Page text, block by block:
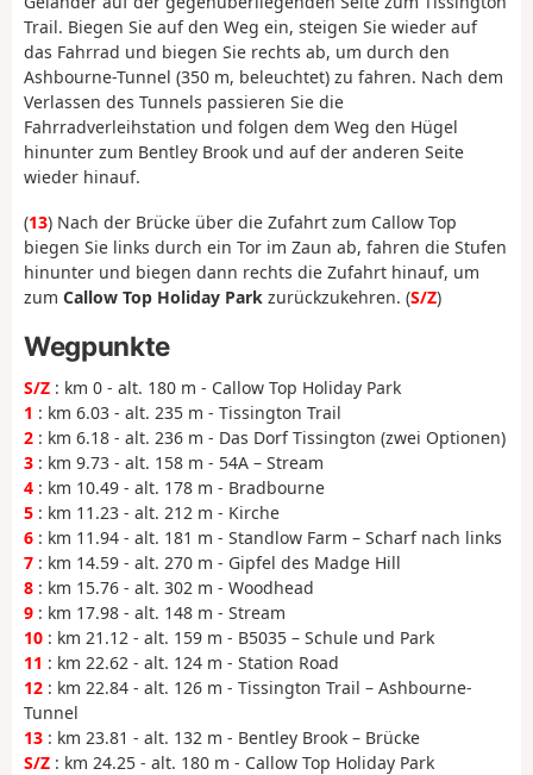
Trail. Biegen Sie auf den Weg ein, steigen Sie wieder auf
das Fahrrad und biegen Sie rechts ab, um durch den
Ashbourne-Tunnel (350 m, beleuchtet) zu fahren. Nach dem
Verlassen des Tunnels passieren Sie die
Fahrradverleihstation und folgen dem Weg den Hügel
hinunter zum Bentley Brook und auf der anderen Seite
wieder hinauf.
(13) Nach der Brücke über die Zufahrt zum Callow Top
biegen Sie links durch ein Tor im Zaun ab, fahren die Stufen
hinunter und biegen dann rechts die Zufahrt hinauf, um
zum Callow Top Holiday Park zurückzukehren. (S/Z)
Wegpunkte
S/Z : km 0 - alt. 180 m - Callow Top Holiday Park
1 : km 6.03 - alt. 235 m - Tissington Trail
2 : km 6.18 - alt. 236 m - Das Dorf Tissington (zwei Optionen)
3 : km 9.73 - alt. 158 m - 54A – Stream
4 : km 10.49 - alt. 178 m - Bradbourne
5 : km 11.23 - alt. 212 m - Kirche
6 : km 11.94 - alt. 181 m - Standlow Farm – Scharf nach links
7 : km 14.59 - alt. 270 m - Gipfel des Madge Hill
8 : km 15.76 - alt. 302 m - Woodhead
9 : km 17.98 - alt. 148 m - Stream
10 : km 21.12 - alt. 159 m - B5035 – Schule und Park
11 : km 22.62 - alt. 124 m - Station Road
12 : km 22.84 - alt. 126 m - Tissington Trail – Ashbourne-
Tunnel
13 : km 23.81 - alt. 132 m - Bentley Brook – Brücke
S/Z : km 24.25 - alt. 180 m - Callow Top Holiday Park